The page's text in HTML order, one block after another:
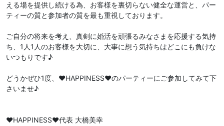
える場を提供し続ける為、お客様を裏切らない健全な運営と、パー
ティーの質と参加者の質を最も重視しております。
ご自分の将来を考え、真剣に婚活を頑張るみなさまを応援する気持
ち、1人1人のお客様を大切に、大事に想う気持ちはどこにも負けな
いつもりです♪
どうかぜひ1度、♥️HAPPINESS♥️のパーティーにご参加してみて下
さいませ♪
♥️HAPPINESS♥️代表 大橋美幸